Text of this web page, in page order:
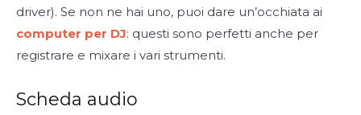
driver). Se non ne hai uno, puoi dare un’occhiata ai
computer per DJ: questi sono perfetti anche per
registrare e mixare i vari strumenti.
Scheda audio